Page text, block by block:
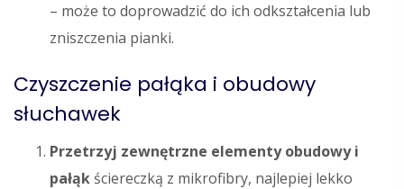
– może to doprowadzić do ich odkształcenia lub
zniszczenia pianki.
Czyszczenie pałąka i obudowy
słuchawek
Przetrzyj zewnętrzne elementy obudowy i
pałąk ściereczką z mikrofibry, najlepiej lekko